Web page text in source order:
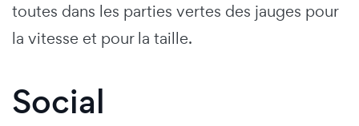
toutes dans les parties vertes des jauges pour
la vitesse et pour la taille.
Social